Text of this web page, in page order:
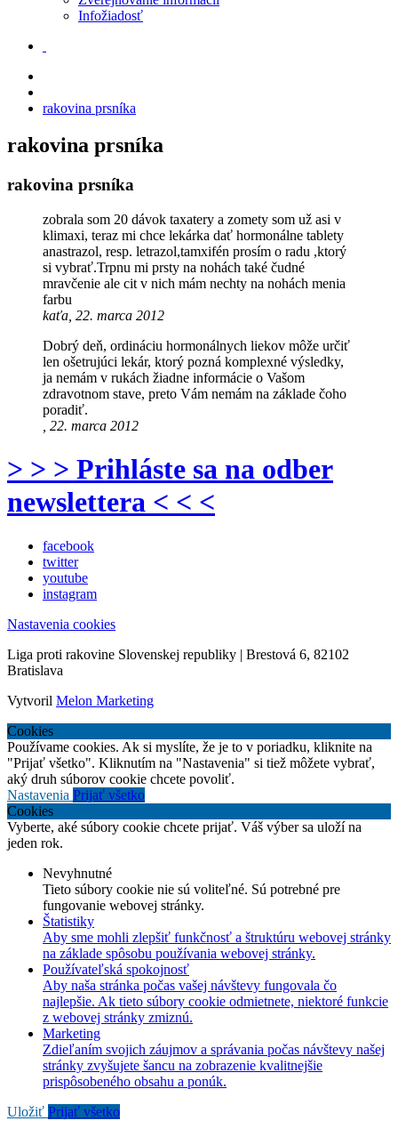
Infožiadosť
rakovina prsníka
rakovina prsníka
rakovina prsníka
zobrala som 20 dávok taxatery a zomety som už asi v
klimaxi, teraz mi chce lekárka dať hormonálne tablety
anastrazol, resp. letrazol,tamxifén prosím o radu ,ktorý
si vybrať.Trpnu mi prsty na nohách také čudné
mravčenie ale cit v nich mám nechty na nohách menia
farbu
kaťa, 22. marca 2012
Dobrý deň, ordináciu hormonálnych liekov môže určiť
len ošetrujúci lekár, ktorý pozná komplexné výsledky,
ja nemám v rukách žiadne informácie o Vašom
zdravotnom stave, preto Vám nemám na základe čoho
poradiť.
, 22. marca 2012
> > > Prihláste sa na odber
newslettera < < <
facebook
twitter
youtube
instagram
Nastavenia cookies
Liga proti rakovine Slovenskej republiky | Brestová 6, 82102
Bratislava
Vytvoril Melon Marketing
Cookies
Používame cookies. Ak si myslíte, že je to v poriadku, kliknite na
"Prijať všetko". Kliknutím na "Nastavenia" si tiež môžete vybrať,
aký druh súborov cookie chcete povoliť.
Nastavenia Prijať všetko
Cookies
Vyberte, aké súbory cookie chcete prijať. Váš výber sa uloží na
jeden rok.
Nevyhnutné
Tieto súbory cookie nie sú voliteľné. Sú potrebné pre
fungovanie webovej stránky.
Štatistiky
Aby sme mohli zlepšiť funkčnosť a štruktúru webovej stránky
na základe spôsobu používania webovej stránky.
Používateľská spokojnosť
Aby naša stránka počas vašej návštevy fungovala čo
najlepšie. Ak tieto súbory cookie odmietnete, niektoré funkcie
z webovej stránky zmiznú.
Marketing
Zdieľaním svojich záujmov a správania počas návštevy našej
stránky zvyšujete šancu na zobrazenie kvalitnejšie
prispôsobeného obsahu a ponúk.
Uložiť Prijať všetko